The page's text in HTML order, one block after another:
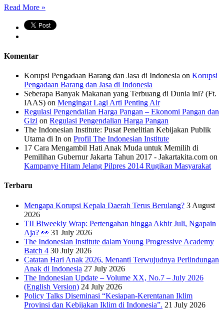
Read More »
Komentar
Korupsi Pengadaan Barang dan Jasa di Indonesia on Korupsi
Pengadaan Barang dan Jasa di Indonesia
Seberapa Banyak Makanan yang Terbuang di Dunia ini? (Ft.
IAAS) on Mengingat Lagi Arti Penting Air
Regulasi Pengendalian Harga Pangan – Ekonomi Pangan dan
Gizi on Regulasi Pengendalian Harga Pangan
The Indonesian Institute: Pusat Penelitian Kebijakan Publik
Utama di In on Profil The Indonesian Institute
17 Cara Mengambil Hati Anak Muda untuk Memilih di
Pemilihan Gubernur Jakarta Tahun 2017 - Jakartakita.com on
Kampanye Hitam Jelang Pilpres 2014 Rugikan Masyarakat
Terbaru
Mengapa Korupsi Kepala Daerah Terus Berulang? 3 August
2026
TII Biweekly Wrap: Pertengahan hingga Akhir Juli, Ngapain
Aja? 👀 31 July 2026
The Indonesian Institute dalam Young Progressive Academy
Batch 4 30 July 2026
Catatan Hari Anak 2026, Menanti Terwujudnya Perlindungan
Anak di Indonesia 27 July 2026
The Indonesian Update – Volume XX, No.7 – July 2026
(English Version) 24 July 2026
Policy Talks Diseminasi “Kesiapan-Kerentanan Iklim
Provinsi dan Kebijakan Iklim di Indonesia”. 21 July 2026